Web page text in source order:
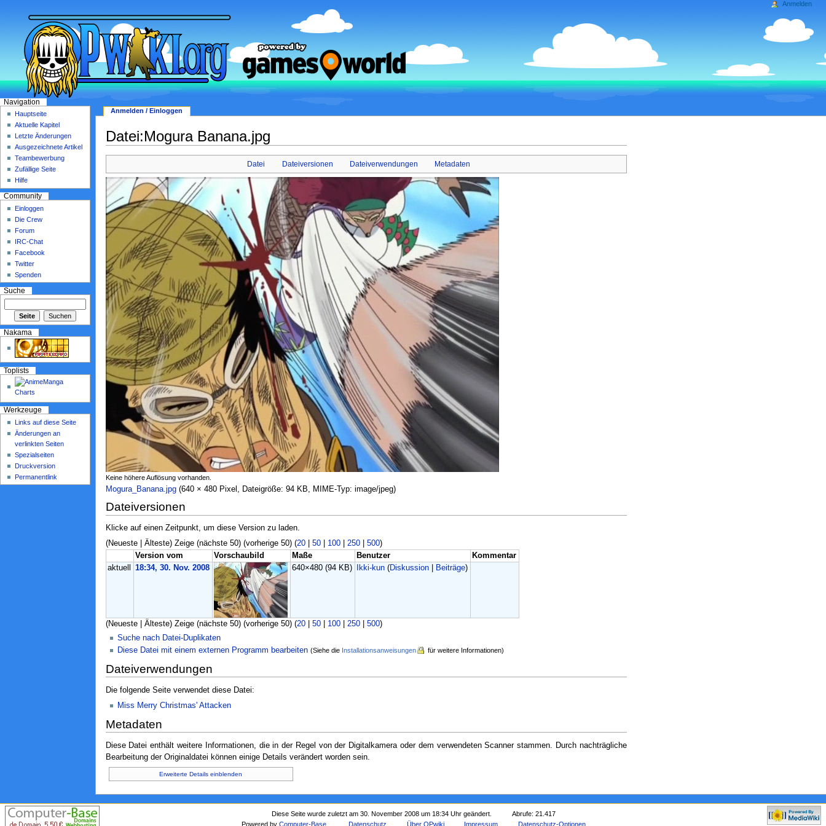
Datei:Mogura Banana.jpg
Datei Dateiversionen Dateiverwendungen Metadaten
Keine höhere Auflösung vorhanden.
Mogura_Banana.jpg‎ (640 × 480 Pixel, Dateigröße: 94 KB, MIME-Typ: image/jpeg)
Dateiversionen
Klicke auf einen Zeitpunkt, um diese Version zu laden.
(Neueste | Älteste) Zeige (nächste 50) (vorherige 50) (20| 50| 100| 250| 500)
Version vom
Vorschaubild Maße Benutzer
Kommentar
aktuell
18:34, 30. Nov. 2008 640×480(94 KB) Ikki-kun (Diskussion Beiträge)
(Neueste | Älteste) Zeige (nächste 50) (vorherige 50) (20| 50| 100| 250| 500)
Suche nach Datei-Duplikaten
Diese Datei mit einem externen Programm bearbeiten (Siehe die Installationsanweisungen für weitere Informationen)
Dateiverwendungen
Die folgende Seite verwendet diese Datei:
Miss Merry Christmas' Attacken
Metadaten
Diese Datei enthält weitere Informationen, die in der Regel von der Digitalkamera oder dem verwendeten Scanner stammen. Durch nachträgliche
Bearbeitung der Originaldatei können einige Details verändert worden sein.
Erweiterte Details einblenden
Anmelden / Einloggen
Anmelden
Navigation
Hauptseite
Aktuelle Kapitel
Letzte Änderungen
Ausgezeichnete Artikel
Teambewerbung
Zufällige Seite
Hilfe
Community
Einloggen
Die Crew
Forum
IRC-Chat
Facebook
Twitter
Spenden
Suche
Nakama
Toplists
Werkzeuge
Links auf diese Seite
Änderungen an
verlinkten Seiten
Spezialseiten
Druckversion
Permanentlink
Diese Seite wurde zuletzt am 30. November 2008 um 18:34 Uhr geändert.
Abrufe: 21.417
Powered byComputer-Base Datenschutz Über OPwiki Impressum Datenschutz-Optionen